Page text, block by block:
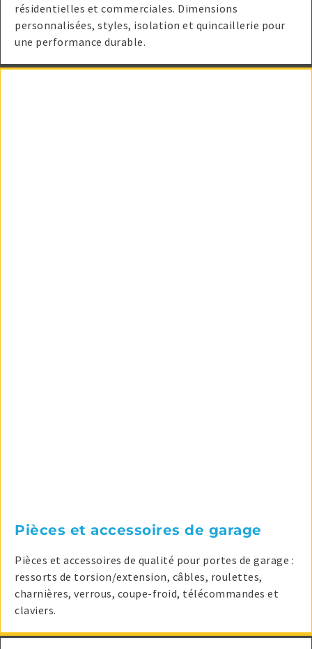
résidentielles et commerciales. Dimensions
personnalisées, styles, isolation et quincaillerie pour
une performance durable.
Pièces et accessoires de garage
Pièces et accessoires de qualité pour portes de garage :
ressorts de torsion/extension, câbles, roulettes,
charnières, verrous, coupe-froid, télécommandes et
claviers.